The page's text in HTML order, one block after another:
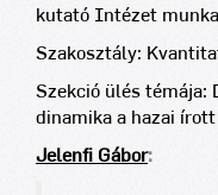
kutató Intézet
Szakosztály:
Szekció ülés témája:
dinamika a hazai
Jelenfi Gábor: